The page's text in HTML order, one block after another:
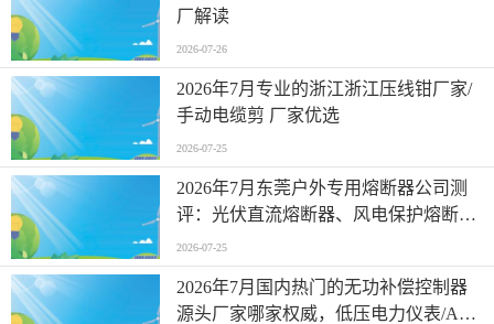
厂解读
2026-07-26
2026年7月专业的浙江浙江压线钳厂家/
手动电缆剪 厂家优选
2026-07-25
2026年7月东莞户外专用熔断器公司测
评：光伏直流熔断器、风电保护熔断
器、通讯基站熔断器厂家分析
2026-07-25
2026年7月国内热门的无功补偿控制器
源头厂家哪家权威，低压电力仪表/APF/